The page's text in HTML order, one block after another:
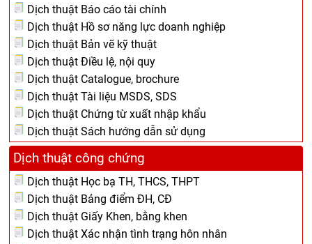
Dịch thuật Báo cáo tài chính
Dịch thuật Hồ sơ năng lực doanh nghiệp
Dịch thuật Bản vẽ kỹ thuật
Dịch thuật Điều lệ, nội quy
Dịch thuật Catalogue, brochure
Dịch thuật Tài liệu MSDS, SDS
Dịch thuật Chứng từ xuất nhập khẩu
Dịch thuật Sách hướng dẫn sử dụng
Dịch thuật công chứng
Dịch thuật Học bạ TH, THCS, THPT
Dịch thuật Bảng điểm ĐH, CĐ
Dịch thuật Giấy Khen, bằng khen
Dịch thuật Xác nhận tình trạng hôn nhân